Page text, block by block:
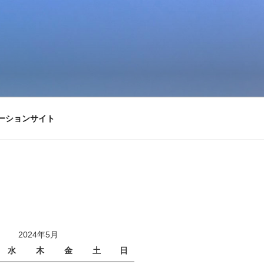
ションサイト
2024年5月
水
木 金 土 日